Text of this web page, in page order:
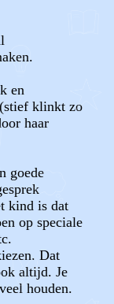
en
klinkt zo
haar
goede
kind is dat
op speciale
Dat
altijd. Je
houden.